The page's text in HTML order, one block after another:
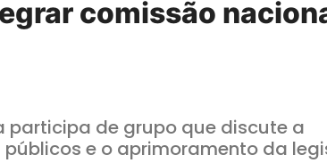
comissão
participa de grupo que discute a
e o aprimoramento da